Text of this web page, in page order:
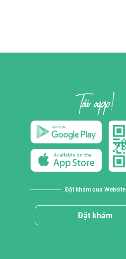
Đặt khám qua Website
Đặt khám